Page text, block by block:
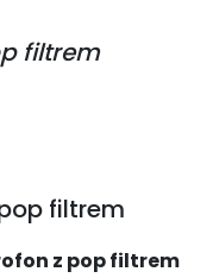
filtrem
filtrem
z pop filtrem